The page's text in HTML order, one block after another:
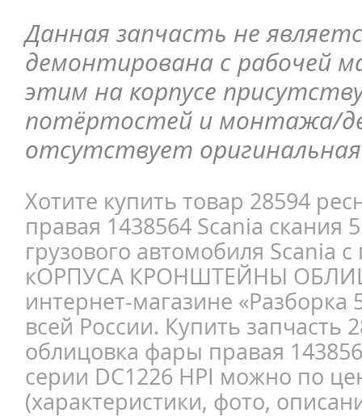
Данная запчасть не
демонтирована с рабочей
этим на корпусе
потёртостей и монтажа/
отсутствует оригинальная
Хотите купить товар 28594
правая 1438564 Scania скания
грузового автомобиля Scania
кОРПУСА КРОНШТЕЙНЫ
интернет-магазине «Разборка
всей России. Купить запчасть
облицовка фары правая
серии DC1226 HPI можно по
(характеристики, фото,